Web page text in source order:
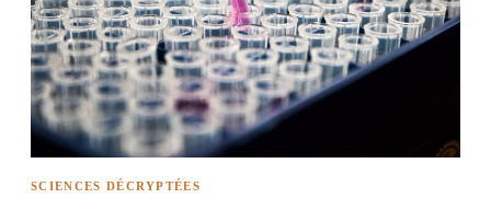
SCIENCES DÉCRYPTÉES